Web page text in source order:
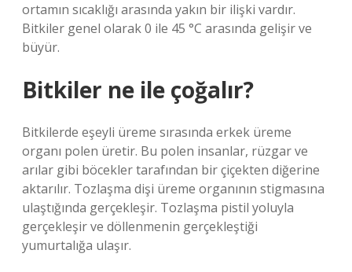
ortamın sıcaklığı arasında yakın bir ilişki vardır.
Bitkiler genel olarak 0 ile 45 °C arasında gelişir ve
büyür.
Bitkiler ne ile çoğalır?
Bitkilerde eşeyli üreme sırasında erkek üreme
organı polen üretir. Bu polen insanlar, rüzgar ve
arılar gibi böcekler tarafından bir çiçekten diğerine
aktarılır. Tozlaşma dişi üreme organının stigmasına
ulaştığında gerçekleşir. Tozlaşma pistil yoluyla
gerçekleşir ve döllenmenin gerçekleştiği
yumurtalığa ulaşır.